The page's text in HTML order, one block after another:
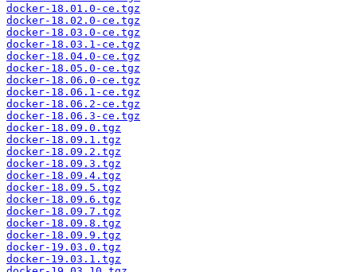
docker-18.01.0-ce.tgz
docker-18.02.0-ce.tgz
docker-18.03.0-ce.tgz
docker-18.03.1-ce.tgz
docker-18.04.0-ce.tgz
docker-18.05.0-ce.tgz
docker-18.06.0-ce.tgz
docker-18.06.1-ce.tgz
docker-18.06.2-ce.tgz
docker-18.06.3-ce.tgz
docker-18.09.0.tgz
docker-18.09.1.tgz
docker-18.09.2.tgz
docker-18.09.3.tgz
docker-18.09.4.tgz
docker-18.09.5.tgz
docker-18.09.6.tgz
docker-18.09.7.tgz
docker-18.09.8.tgz
docker-18.09.9.tgz
docker-19.03.0.tgz
docker-19.03.1.tgz